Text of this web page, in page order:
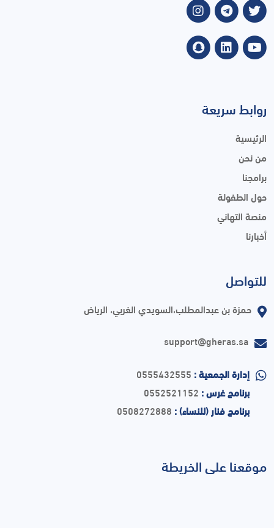
روابط سريعة
الرئيسية
من نحن
برامجنا
حول الطفولة
منصة التهاني
أخبارنا
للتواصل
حمزة بن عبدالمطلب،السويدي الغربي، الرياض
support@gheras.sa
إدارة الجمعية : 0555432555
برنامج غرس : 0552521152
برنامج فنار (للنساء) : 0508272888
موقعنا على الخريطة